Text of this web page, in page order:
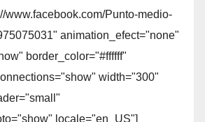
www.facebook.com/Punto-medio-
animation_efect="none"
border_color="#ffffff"
width="300"
locale="en_US"]